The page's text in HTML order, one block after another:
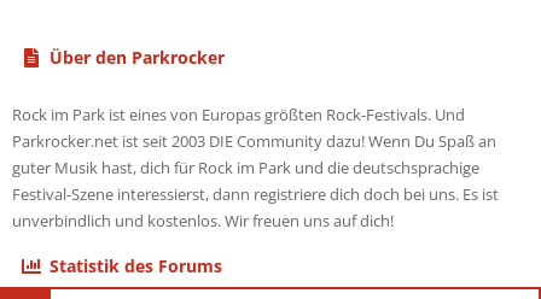
Über den Parkrocker
Rock im Park ist eines von Europas größten Rock-Festivals. Und
Parkrocker.net ist seit 2003 DIE Community dazu! Wenn Du Spaß an
guter Musik hast, dich für Rock im Park und die deutschsprachige
Festival-Szene interessierst, dann registriere dich doch bei uns. Es ist
unverbindlich und kostenlos. Wir freuen uns auf dich!
Statistik des Forums